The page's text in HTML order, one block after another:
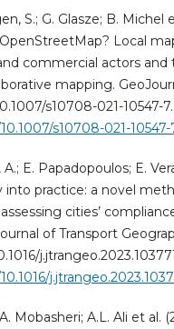
S.; G. Glasze; B. Michel
Local
commercial actors and
mapping.
s10708-021-10547-
s10708-021-10547-
E. Papadopoulos; E.
practice: a novel
cities’
of Transport
Mobasheri; A.L. Ali et al.